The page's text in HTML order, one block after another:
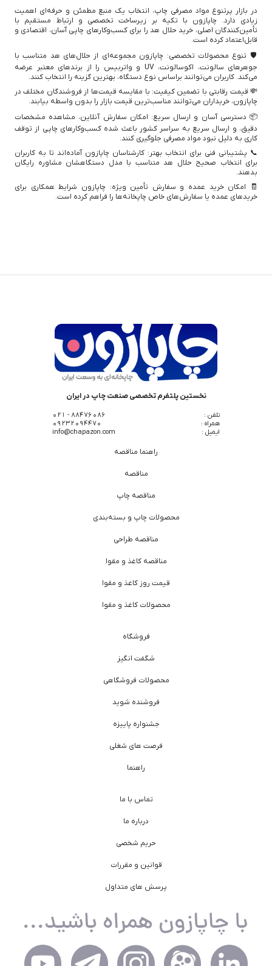
در بازار پرتنوع مواد مصرفی چاپ، انتخاب یک منبع مطمئن و حرفه‌ای اهمیت
زیادی دارد. چاپازون با تکیه بر زیرساخت تخصصی و ارتباط مستقیم با
تأمین‌کنندگان اصلی، خرید حلال هد را برای کسب‌وکارهای چاپی آسان، اقتصادی و
قابل‌اعتماد کرده است.
🛡️ تنوع محصولات تخصصی: چاپازون مجموعه‌ای از حلال‌های هد متناسب با
جوهرهای سالونت، اکوسالونت، UV و واتربیس را از برندهای معتبر عرضه
می‌کند. کاربران می‌توانند براساس نوع دستگاه، بهترین گزینه را انتخاب کنند.
💸 قیمت رقابتی با تضمین کیفیت: با مقایسه قیمت‌ها از فروشندگان مختلف در
چاپازون، خریداران می‌توانند مناسب‌ترین قیمت بازار را بدون واسطه بیابند.
📦 دسترسی آسان و ارسال سریع: امکان سفارش آنلاین، مشاهده مشخصات
دقیق، و ارسال سریع به سراسر کشور باعث شده کسب‌وکارهای چاپی از توقف
کاری به دلیل نبود مواد مصرفی جلوگیری کنند.
📞 پشتیبانی فنی برای انتخاب بهتر: کارشناسان چاپازون آماده‌اند تا به کاربران
برای انتخاب صحیح حلال هد متناسب با مدل دستگاهشان مشاوره رایگان
بدهند.
🧾 امکان خرید عمده و سفارش تأمین ویژه: چاپازون شرایط همکاری برای
خریدهای عمده یا سفارش‌های خاص چاپخانه‌ها را فراهم کرده است.
نخستین پلتفرم تخصصی صنعت چاپ در ایران
تلفن :
88476086 - 021
همراه :
09232094470
ایمیل :
info@chapazon.com
راهنما مناقصه
مناقصه
مناقصه چاپ
محصولات چاپ و بسته‌بندی
مناقصه طراحی
مناقصه کاغذ و مقوا
قیمت روز کاغذ و مقوا
محصولات کاغذ و مقوا
فروشگاه
شگفت انگیز
محصولات فروشگاهی
فروشنده شوید
جشنواره پاییزه
فرصت های شغلی
راهنما
تماس با ما
درباره ما
حریم شخصی
قوانین و مقررات
پرسش های متداول